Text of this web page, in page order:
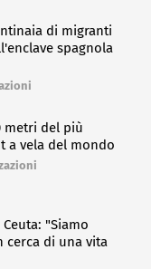
di migranti
spagnola
metri del più
a vela del mondo
"Siamo
cerca di una vita